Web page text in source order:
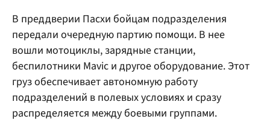
В преддверии Пасхи бойцам подразделения
передали очередную партию помощи. В нее
вошли мотоциклы, зарядные станции,
беспилотники Mavic и другое оборудование. Этот
груз обеспечивает автономную работу
подразделений в полевых условиях и сразу
распределяется между боевыми группами.